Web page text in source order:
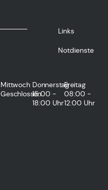
Links
Notdienste
Mittwoch
Geschlossen
Donnerstag
15:00 -
18:00 Uhr
Freitag
08:00 -
12:00 Uhr